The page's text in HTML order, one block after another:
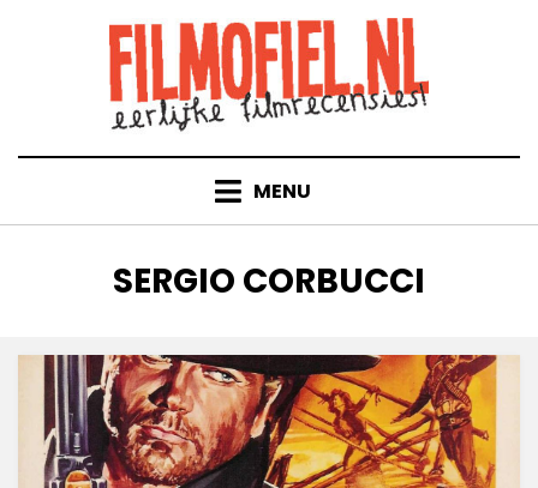
MENU
TAG
:
SERGIO CORBUCCI